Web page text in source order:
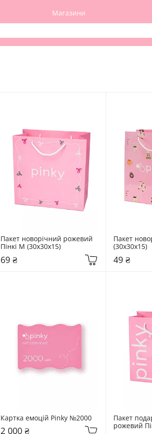
Магазини
Пакет новорічний рожевий
Пінкі M (30х30х15)
69 ₴
Пакет
(30х30х15)
49 ₴
Картка емоцій Pinky №2000
2 000 ₴
Пакет
рожевий